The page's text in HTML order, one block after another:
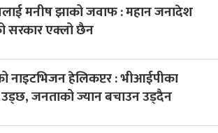
मनीष झाको जवाफ : महान जनादेश
सरकार एक्लो छैन
नाइटभिजन हेलिकप्टर : भीआईपीका
जनताको ज्यान बचाउन उड्दैन